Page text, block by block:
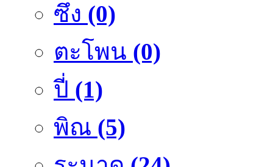
ซึง (0)
ตะโพน (0)
ปี่ (1)
พิณ (5)